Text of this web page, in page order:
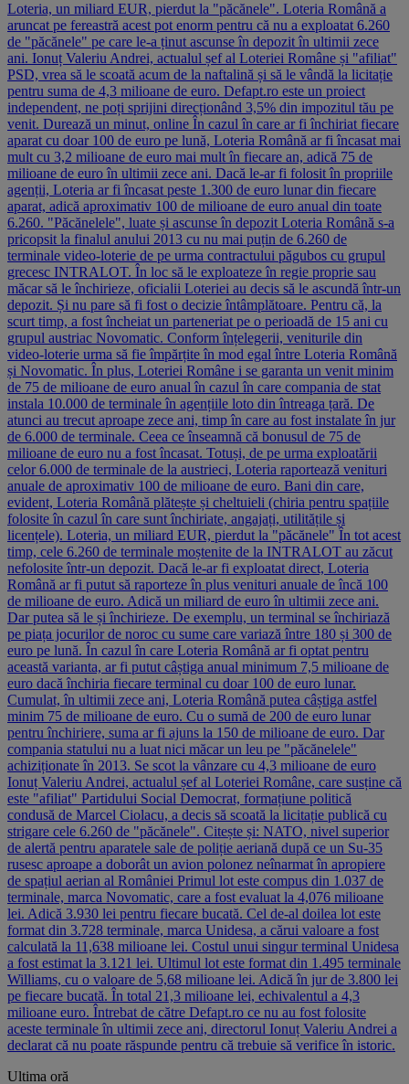
Loteria, un miliard EUR, pierdut la "păcănele". Loteria Română a
aruncat pe fereastră acest pot enorm pentru că nu a exploatat 6.260
de "păcănele" pe care le-a ținut ascunse în depozit în ultimii zece
ani. Ionuț Valeriu Andrei, actualul șef al Loteriei Române și "afiliat"
PSD, vrea să le scoată acum de la naftalină și să le vândă la licitație
pentru suma de 4,3 milioane de euro. Defapt.ro este un proiect
independent, ne poți sprijini direcționând 3,5% din impozitul tău pe
venit. Durează un minut, online În cazul în care ar fi închiriat fiecare
aparat cu doar 100 de euro pe lună, Loteria Română ar fi încasat mai
mult cu 3,2 milioane de euro mai mult în fiecare an, adică 75 de
milioane de euro în ultimii zece ani. Dacă le-ar fi folosit în propriile
agenții, Loteria ar fi încasat peste 1.300 de euro lunar din fiecare
aparat, adică aproximativ 100 de milioane de euro anual din toate
6.260. "Păcănelele", luate și ascunse în depozit Loteria Română s-a
pricopsit la finalul anului 2013 cu nu mai puțin de 6.260 de
terminale video-loterie de pe urma contractului păgubos cu grupul
grecesc INTRALOT. În loc să le exploateze în regie proprie sau
măcar să le închirieze, oficialii Loteriei au decis să le ascundă într-un
depozit. Și nu pare să fi fost o decizie întâmplătoare. Pentru că, la
scurt timp, a fost încheiat un parteneriat pe o perioadă de 15 ani cu
grupul austriac Novomatic. Conform înțelegerii, veniturile din
video-loterie urma să fie împărțite în mod egal între Loteria Română
și Novomatic. În plus, Loteriei Române i se garanta un venit minim
de 75 de milioane de euro anual în cazul în care compania de stat
instala 10.000 de terminale în agențiile loto din întreaga țară. De
atunci au trecut aproape zece ani, timp în care au fost instalate în jur
de 6.000 de terminale. Ceea ce înseamnă că bonusul de 75 de
milioane de euro nu a fost încasat. Totuși, de pe urma exploatării
celor 6.000 de terminale de la austrieci, Loteria raportează venituri
anuale de aproximativ 100 de milioane de euro. Bani din care,
evident, Loteria Română plătește și cheltuieli (chiria pentru spațiile
folosite în cazul în care sunt închiriate, angajați, utilitățile și
licențele). Loteria, un miliard EUR, pierdut la "păcănele" În tot acest
timp, cele 6.260 de terminale moștenite de la INTRALOT au zăcut
nefolosite într-un depozit. Dacă le-ar fi exploatat direct, Loteria
Română ar fi putut să raporteze în plus venituri anuale de încă 100
de milioane de euro. Adică un miliard de euro în ultimii zece ani.
Dar putea să le și închirieze. De exemplu, un terminal se închiriază
pe piața jocurilor de noroc cu sume care variază între 180 și 300 de
euro pe lună. În cazul în care Loteria Română ar fi optat pentru
această varianta, ar fi putut câștiga anual minimum 7,5 milioane de
euro dacă închiria fiecare terminal cu doar 100 de euro lunar.
Cumulat, în ultimii zece ani, Loteria Română putea câștiga astfel
minim 75 de milioane de euro. Cu o sumă de 200 de euro lunar
pentru închiriere, suma ar fi ajuns la 150 de milioane de euro. Dar
compania statului nu a luat nici măcar un leu pe "păcănelele"
achiziționate în 2013. Se scot la vânzare cu 4,3 milioane de euro
Ionuț Valeriu Andrei, actualul șef al Loteriei Române, care susține că
este "afiliat" Partidului Social Democrat, formațiune politică
condusă de Marcel Ciolacu, a decis să scoată la licitație publică cu
strigare cele 6.260 de "păcănele". Citește și: NATO, nivel superior
de alertă pentru aparatele sale de poliție aeriană după ce un Su-35
rusesc aproape a doborât un avion polonez neînarmat în apropiere
de spațiul aerian al României Primul lot este compus din 1.037 de
terminale, marca Novomatic, care a fost evaluat la 4,076 milioane
lei. Adică 3.930 lei pentru fiecare bucată. Cel de-al doilea lot este
format din 3.728 terminale, marca Unidesa, a cărui valoare a fost
calculată la 11,638 milioane lei. Costul unui singur terminal Unidesa
a fost estimat la 3.121 lei. Ultimul lot este format din 1.495 terminale
Williams, cu o valoare de 5,68 milioane lei. Adică în jur de 3.800 lei
pe fiecare bucată. În total 21,3 milioane lei, echivalentul a 4,3
milioane euro. Întrebat de către Defapt.ro ce nu au fost folosite
aceste terminale în ultimii zece ani, directorul Ionuț Valeriu Andrei a
declarat că nu poate răspunde pentru că trebuie să verifice în istoric.
Ultima oră